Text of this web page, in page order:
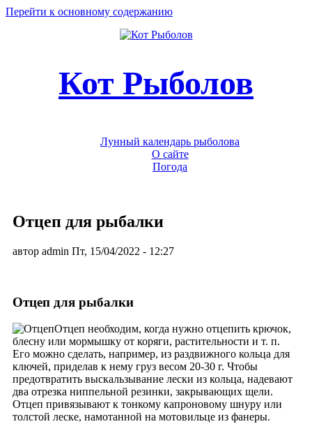
Перейти к основному содержанию
Кот Рыболов
Лунный календарь рыболова
О сайте
Погода
Отцеп для рыбалки
автор admin Пт, 15/04/2022 - 12:27
Отцеп для рыбалки
Отцеп необходим, когда нужно отцепить крючок,
блесну или мормышку от коряги, растительности и т. п.
Его можно сделать, например, из раздвижного кольца для
ключей, приделав к нему груз весом 20-30 г. Чтобы
предотвратить выскальзывание лески из кольца, надевают
два отрезка ниппельной резинки, закрывающих щели.
Отцеп привязывают к тонкому капроновому шнуру или
толстой леске, намотанной на мотовильце из фанеры.